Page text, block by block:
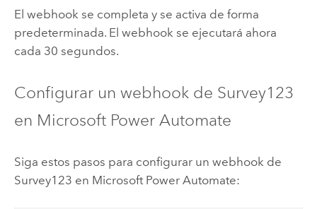
El webhook se completa y se activa de forma
predeterminada. El webhook se ejecutará ahora
cada 30 segundos.
Configurar un webhook de Survey123
en Microsoft Power Automate
Siga estos pasos para configurar un webhook de
Survey123 en Microsoft Power Automate: